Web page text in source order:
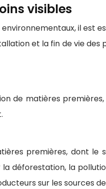
visibles
il est
et la fin de vie
de matières
premières, dont
déforestation, la
sur les sources